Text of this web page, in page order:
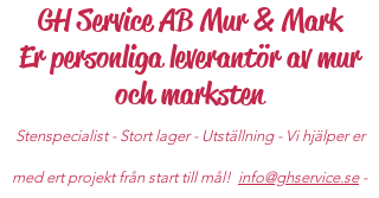
GH Service AB Mur & Mark
Er personliga leverantör av mur
och marksten
Stenspecialist - Stort lager - Utställning - Vi hjälper er
med ert projekt från start till mål! info@ghservice.se-